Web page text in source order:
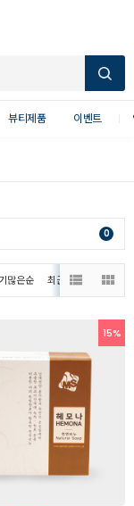
뷰티제품 이벤트
0
많은순 최근등록순
15%